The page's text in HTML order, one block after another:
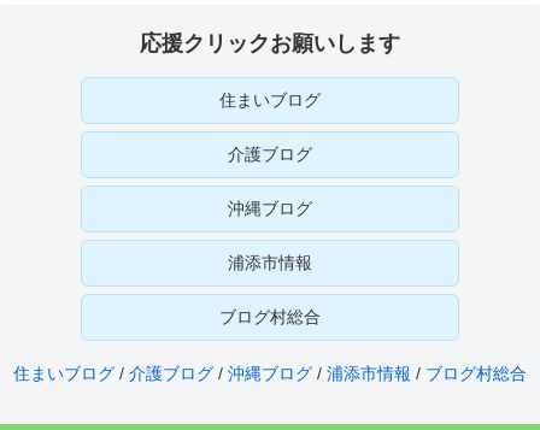
応援クリックお願いします
住まいブログ
介護ブログ
沖縄ブログ
浦添市情報
ブログ村総合
住まいブログ / 介護ブログ / 沖縄ブログ / 浦添市情報 / ブログ村総合